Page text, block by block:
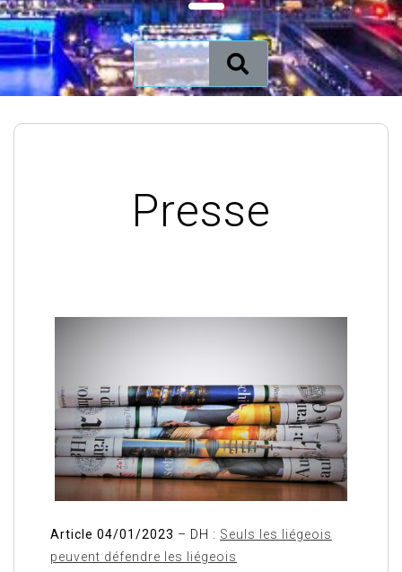
Presse
Article 04/01/2023 – DH : Seuls les liégeois
peuvent défendre les liégeois